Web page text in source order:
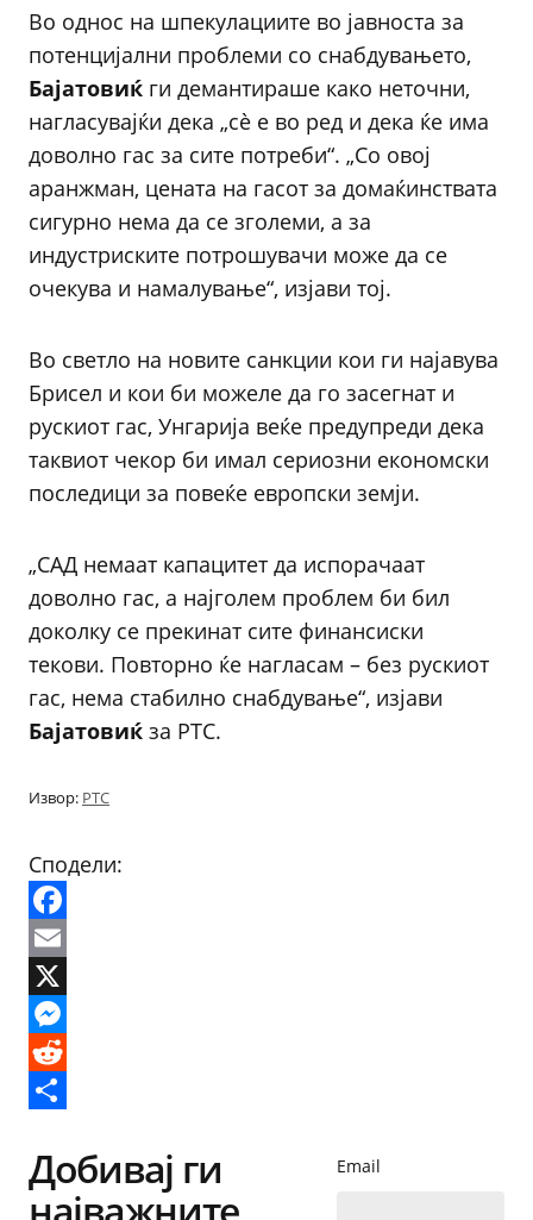
Во однос на шпекулациите во јавноста за
потенцијални проблеми со снабдувањето,
Бајатовиќ ги демантираше како неточни,
нагласувајќи дека „сѐ е во ред и дека ќе има
доволно гас за сите потреби“. „Со овој
аранжман, цената на гасот за домаќинствата
сигурно нема да се зголеми, а за
индустриските потрошувачи може да се
очекува и намалување“, изјави тој.
Во светло на новите санкции кои ги најавува
Брисел и кои би можеле да го засегнат и
рускиот гас, Унгарија веќе предупреди дека
таквиот чекор би имал сериозни економски
последици за повеќе европски земји.
„САД немаат капацитет да испорачаат
доволно гас, а најголем проблем би бил
доколку се прекинат сите финансиски
текови. Повторно ќе нагласам – без рускиот
гас, нема стабилно снабдување“, изјави
Бајатовиќ за РТС.
Извор: РТС
Сподели:
Facebook
Email
X
Messenger
Reddit
Добивај ги
Email